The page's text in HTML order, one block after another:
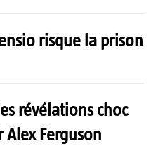
risque la prison
révélations choc
Alex Ferguson